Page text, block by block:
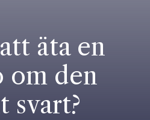
äta en
om den
svart?